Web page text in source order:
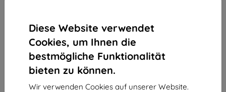
Diese Website verwendet
Cookies, um Ihnen die
bestmögliche Funktionalität
bieten zu können.
Wir verwenden Cookies auf unserer Website.